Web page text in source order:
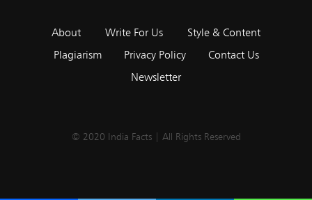
About Write For Us
Style & Content
Plagiarism
Privacy Policy
Contact Us
Newsletter
© 2020 India Facts | All Rights Reserved